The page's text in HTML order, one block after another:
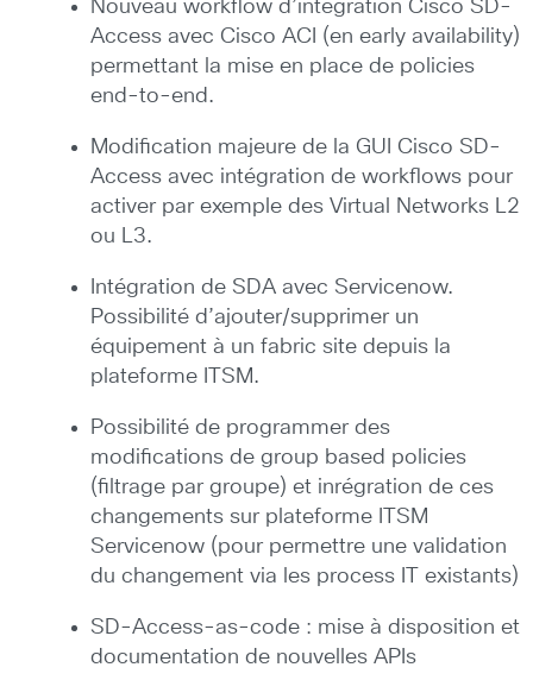
Nouveau workflow d’intégration Cisco SD-
Access avec Cisco ACI (en early availability)
permettant la mise en place de policies
end-to-end.
Modification majeure de la GUI Cisco SD-
Access avec intégration de workflows pour
activer par exemple des Virtual Networks L2
ou L3.
Intégration de SDA avec Servicenow.
Possibilité d’ajouter/supprimer un
équipement à un fabric site depuis la
plateforme ITSM.
Possibilité de programmer des
modifications de group based policies
(filtrage par groupe) et inrégration de ces
changements sur plateforme ITSM
Servicenow (pour permettre une validation
du changement via les process IT existants)
SD-Access-as-code : mise à disposition et
documentation de nouvelles APIs